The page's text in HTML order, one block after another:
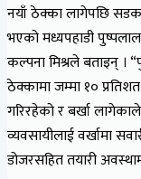
नयाँ ठेक्का लागेपछि
भएको मध्यपहाडी
कल्पना मिश्रले बताइन् ।
ठेक्कामा जम्मा १०
गरिरहेको र बर्खा
व्यवसायीलाई वर्खामा
डोजरसहित तयारी